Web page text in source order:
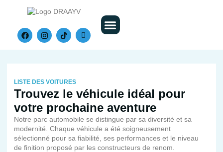
LISTE DES VOITURES
Trouvez le véhicule idéal pour
votre prochaine aventure
Notre parc automobile se distingue par sa diversité et sa
modernité. Chaque véhicule a été soigneusement
sélectionné pour sa fiabilité, ses performances et le niveau
de finition proposé par les constructeurs de renom.